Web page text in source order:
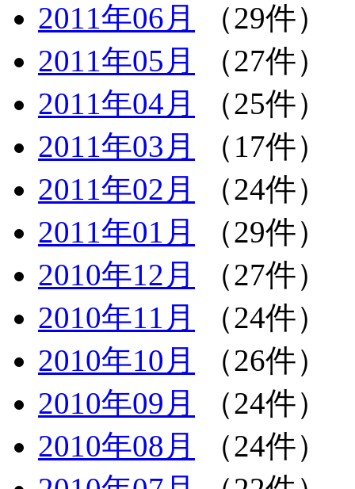
2011年06月
（29件）
2011年05月
（27件）
2011年04月
（25件）
2011年03月
（17件）
2011年02月
（24件）
2011年01月
（29件）
2010年12月
（27件）
2010年11月
（24件）
2010年10月
（26件）
2010年09月
（24件）
2010年08月
（24件）